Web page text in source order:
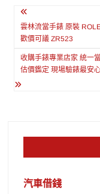
文
章
導
覽
雲林流當手錶 原裝
歡價可議 ZR523
收購手錶專業店家 統一
估價鑑定 現場驗錶最安
汽車借錢